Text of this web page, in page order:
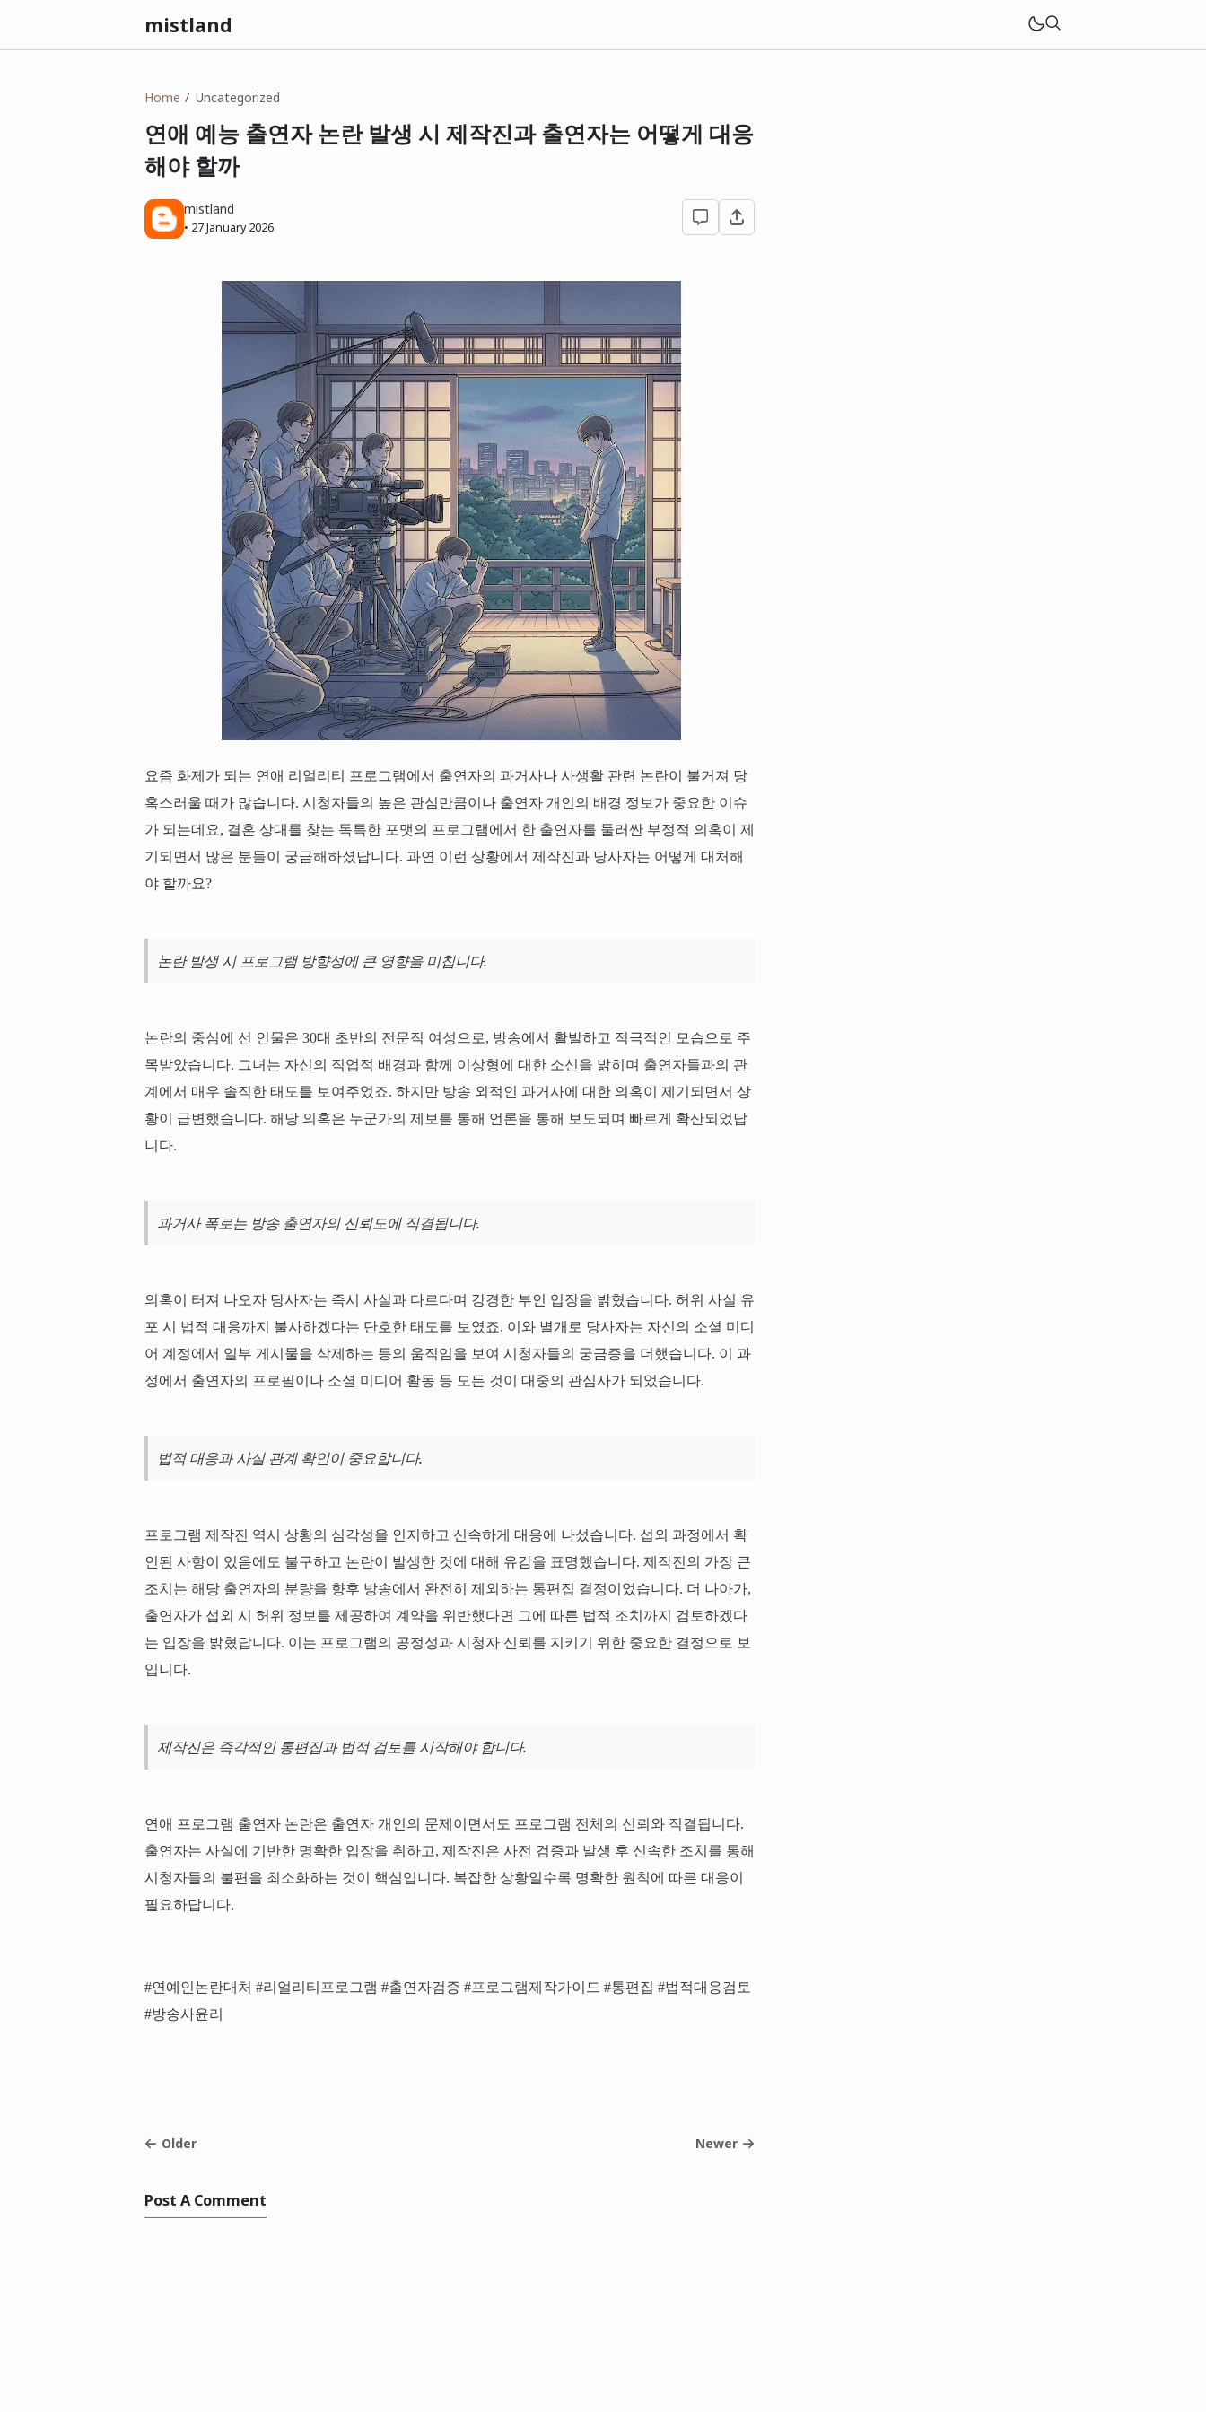
mistland
Home Uncategorized
연애 예능 출연자 논란 발생 시 제작진과 출연자는 어떻게 대응
해야 할까
mistland
• 27 January 2026
요즘 화제가 되는 연애 리얼리티 프로그램에서 출연자의 과거사나 사생활 관련 논란이 불거져 당
혹스러울 때가 많습니다. 시청자들의 높은 관심만큼이나 출연자 개인의 배경 정보가 중요한 이슈
가 되는데요, 결혼 상대를 찾는 독특한 포맷의 프로그램에서 한 출연자를 둘러싼 부정적 의혹이 제
기되면서 많은 분들이 궁금해하셨답니다. 과연 이런 상황에서 제작진과 당사자는 어떻게 대처해
야 할까요?
논란 발생 시 프로그램 방향성에 큰 영향을 미칩니다.
논란의 중심에 선 인물은 30대 초반의 전문직 여성으로, 방송에서 활발하고 적극적인 모습으로 주
목받았습니다. 그녀는 자신의 직업적 배경과 함께 이상형에 대한 소신을 밝히며 출연자들과의 관
계에서 매우 솔직한 태도를 보여주었죠. 하지만 방송 외적인 과거사에 대한 의혹이 제기되면서 상
황이 급변했습니다. 해당 의혹은 누군가의 제보를 통해 언론을 통해 보도되며 빠르게 확산되었답
니다.
과거사 폭로는 방송 출연자의 신뢰도에 직결됩니다.
의혹이 터져 나오자 당사자는 즉시 사실과 다르다며 강경한 부인 입장을 밝혔습니다. 허위 사실 유
포 시 법적 대응까지 불사하겠다는 단호한 태도를 보였죠. 이와 별개로 당사자는 자신의 소셜 미디
어 계정에서 일부 게시물을 삭제하는 등의 움직임을 보여 시청자들의 궁금증을 더했습니다. 이 과
정에서 출연자의 프로필이나 소셜 미디어 활동 등 모든 것이 대중의 관심사가 되었습니다.
법적 대응과 사실 관계 확인이 중요합니다.
프로그램 제작진 역시 상황의 심각성을 인지하고 신속하게 대응에 나섰습니다. 섭외 과정에서 확
인된 사항이 있음에도 불구하고 논란이 발생한 것에 대해 유감을 표명했습니다. 제작진의 가장 큰
조치는 해당 출연자의 분량을 향후 방송에서 완전히 제외하는 통편집 결정이었습니다. 더 나아가,
출연자가 섭외 시 허위 정보를 제공하여 계약을 위반했다면 그에 따른 법적 조치까지 검토하겠다
는 입장을 밝혔답니다. 이는 프로그램의 공정성과 시청자 신뢰를 지키기 위한 중요한 결정으로 보
입니다.
제작진은 즉각적인 통편집과 법적 검토를 시작해야 합니다.
연애 프로그램 출연자 논란은 출연자 개인의 문제이면서도 프로그램 전체의 신뢰와 직결됩니다.
출연자는 사실에 기반한 명확한 입장을 취하고, 제작진은 사전 검증과 발생 후 신속한 조치를 통해
시청자들의 불편을 최소화하는 것이 핵심입니다. 복잡한 상황일수록 명확한 원칙에 따른 대응이
필요하답니다.
#연예인논란대처 #리얼리티프로그램 #출연자검증 #프로그램제작가이드 #통편집 #법적대응검토
#방송사윤리
Older Newer
Post A Comment